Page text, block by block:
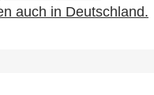
auch in Deutschland.